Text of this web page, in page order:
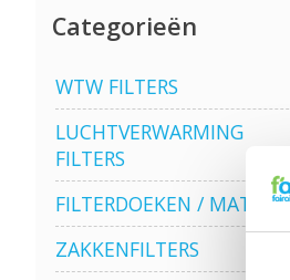
Categorieën
WTW FILTERS
LUCHTVERWARMING
FILTERS
FILTERDOEKEN / MATTEN
ZAKKENFILTERS